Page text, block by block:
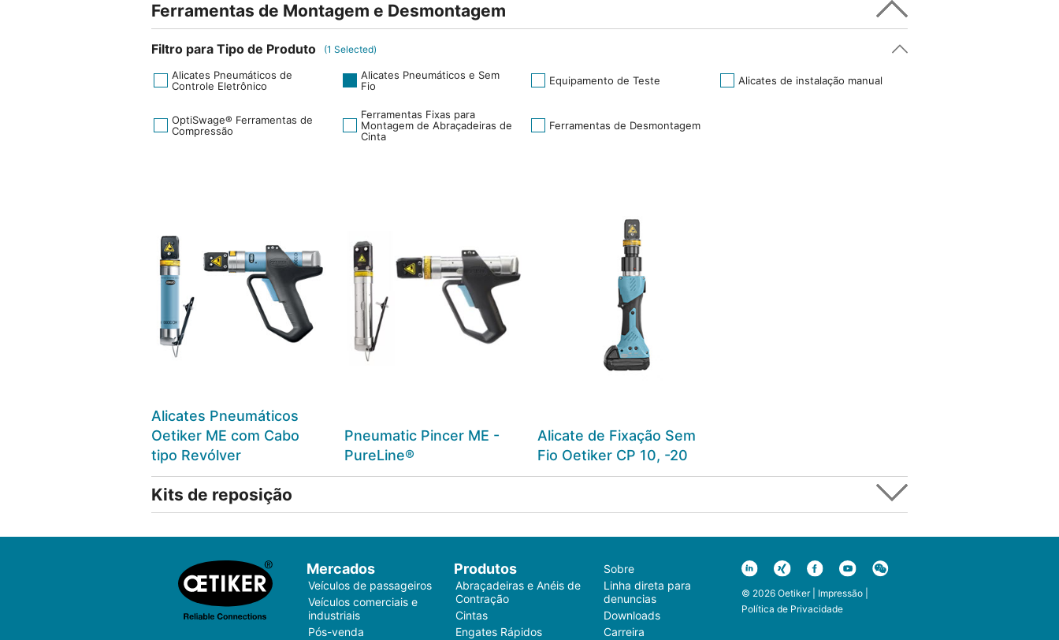
Ferramentas de Montagem e Desmontagem
Filtro para Tipo de Produto (1 Selected)
Alicates Pneumáticos de
Controle Eletrônico
Alicates Pneumáticos e Sem
Fio
Equipamento de Teste Alicates de instalação manual
OptiSwage® Ferramentas de
Compressão
Ferramentas Fixas para
Montagem de Abraçadeiras de
Cinta
Ferramentas de Desmontagem
Alicates Pneumáticos
Oetiker ME com Cabo
tipo Revólver
Pneumatic Pincer ME -
PureLine®
Alicate de Fixação Sem
Fio Oetiker CP 10, -20
Kits de reposição
Mercados
Veículos de passageiros
Veículos comerciais e
industriais
Pós-venda
Produtos
Abraçadeiras e Anéis de
Contração
Cintas
Engates Rápidos
Sobre
Linha direta para
denuncias
Downloads
Carreira
© 2026 Oetiker | Impressão|
Política de Privacidade